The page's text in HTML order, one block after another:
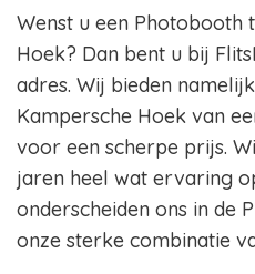
Wenst u een Photobooth
Hoek? Dan bent u bij
adres. Wij bieden
Kampersche Hoek van
voor een scherpe prijs.
jaren heel wat ervaring
onderscheiden ons in de
onze sterke combinatie